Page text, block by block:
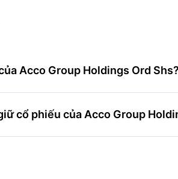
Acco Group Holdings Ord Shs?
cổ phiếu của Acco Group